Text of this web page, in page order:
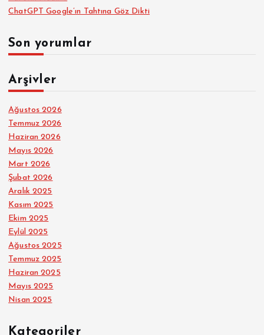
ChatGPT Google’ın Tahtına Göz Dikti
Son yorumlar
Arşivler
Ağustos 2026
Temmuz 2026
Haziran 2026
Mayıs 2026
Mart 2026
Şubat 2026
Aralık 2025
Kasım 2025
Ekim 2025
Eylül 2025
Ağustos 2025
Temmuz 2025
Haziran 2025
Mayıs 2025
Nisan 2025
Kategoriler